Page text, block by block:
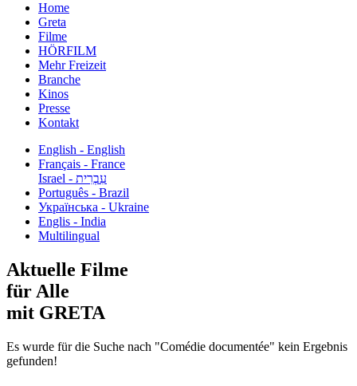
Home
Greta
Filme
HÖRFILM
Mehr Freizeit
Branche
Kinos
Presse
Kontakt
English - English
Français - France
עִבְרִית - Israel
Português - Brazil
Українська - Ukraine
Englis - India
Multilingual
Aktuelle Filme
für Alle
mit GRETA
Es wurde für die Suche nach "Comédie documentée" kein Ergebnis
gefunden!